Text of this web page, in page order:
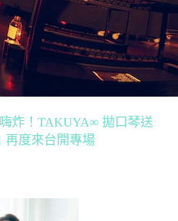
炸！TAKUYA∞ 拋口琴送
再度來台開專場